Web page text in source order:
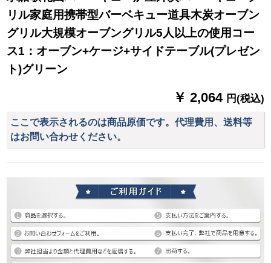
リル家庭用携帯型バーベキュー道具木炭オーブン
グリル大規模オーブングリル5人以上の使用コー
ス1：オーブン+ケージ+サイドテーブル(プレゼン
ト)グリーン
￥ 2,064 円(税込)
ここで表示されるのは商品原価です。代理費用、送料等
はお問い合わせください。